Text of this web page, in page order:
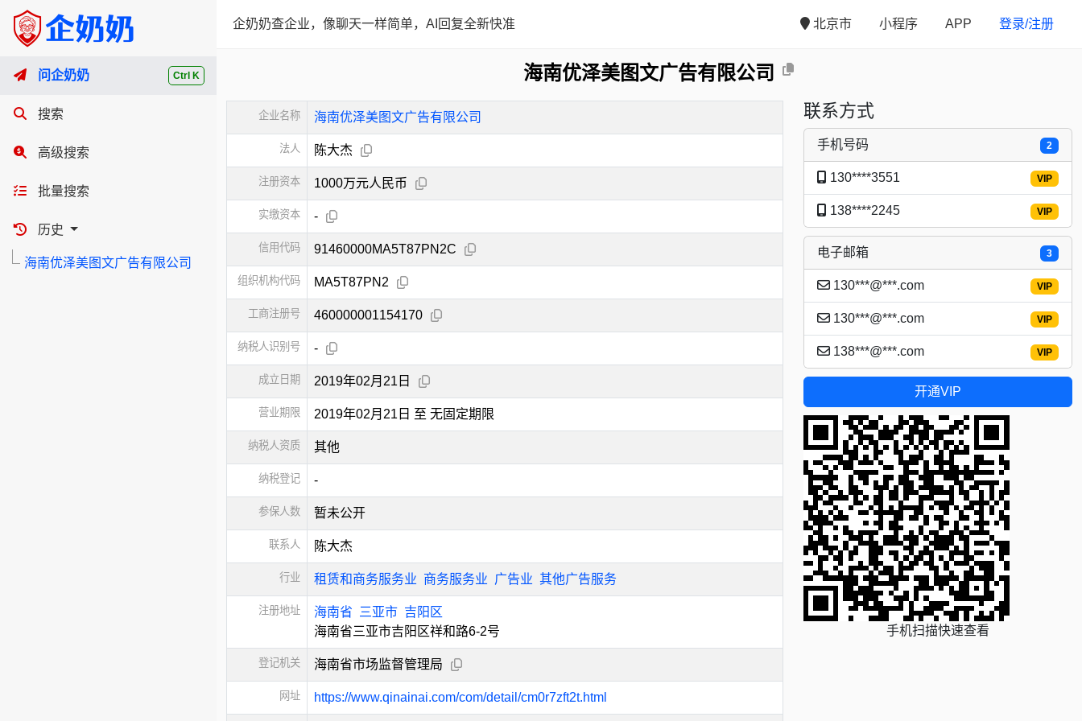
Ctrl K
问企奶奶
搜索
高级搜索
批量搜索
历史
海南优泽美图文广告有限公司
企奶奶查企业，像聊天一样简单，AI回复全新快准 北京市 小程序 APP 登录/注册
海南优泽美图文广告有限公司
企业名称 海南优泽美图文广告有限公司
法人 陈大杰
注册资本 1000万元人民币
实缴资本 -
信用代码 91460000MA5T87PN2C
组织机构代码 MA5T87PN2
工商注册号 460000001154170
纳税人识别号 -
成立日期 2019年02月21日
营业期限 2019年02月21日 至 无固定期限
纳税人资质 其他
纳税登记 -
参保人数 暂未公开
联系人 陈大杰
行业 租赁和商务服务业 商务服务业 广告业 其他广告服务
注册地址 海南省 三亚市 吉阳区
海南省三亚市吉阳区祥和路6-2号
登记机关 海南省市场监督管理局
网址 https://www.qinainai.com/com/detail/cm0r7zft2t.html
联系方式
2
手机号码
VIP
130****3551
VIP
138****2245
3
电子邮箱
VIP
130***@***.com
VIP
130***@***.com
VIP
138***@***.com
开通VIP
手机扫描快速查看